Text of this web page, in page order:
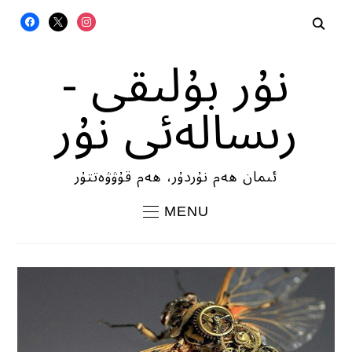
FACEBOOK
X INSTAGRAM
نۇر بۇلىقى -
رىسالەئى نۇر
ئىمان ھەم نۇردۇر، ھەم قۇۋۋەتتۇر
MENU